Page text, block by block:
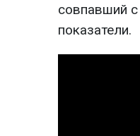
совпавший
показатели.